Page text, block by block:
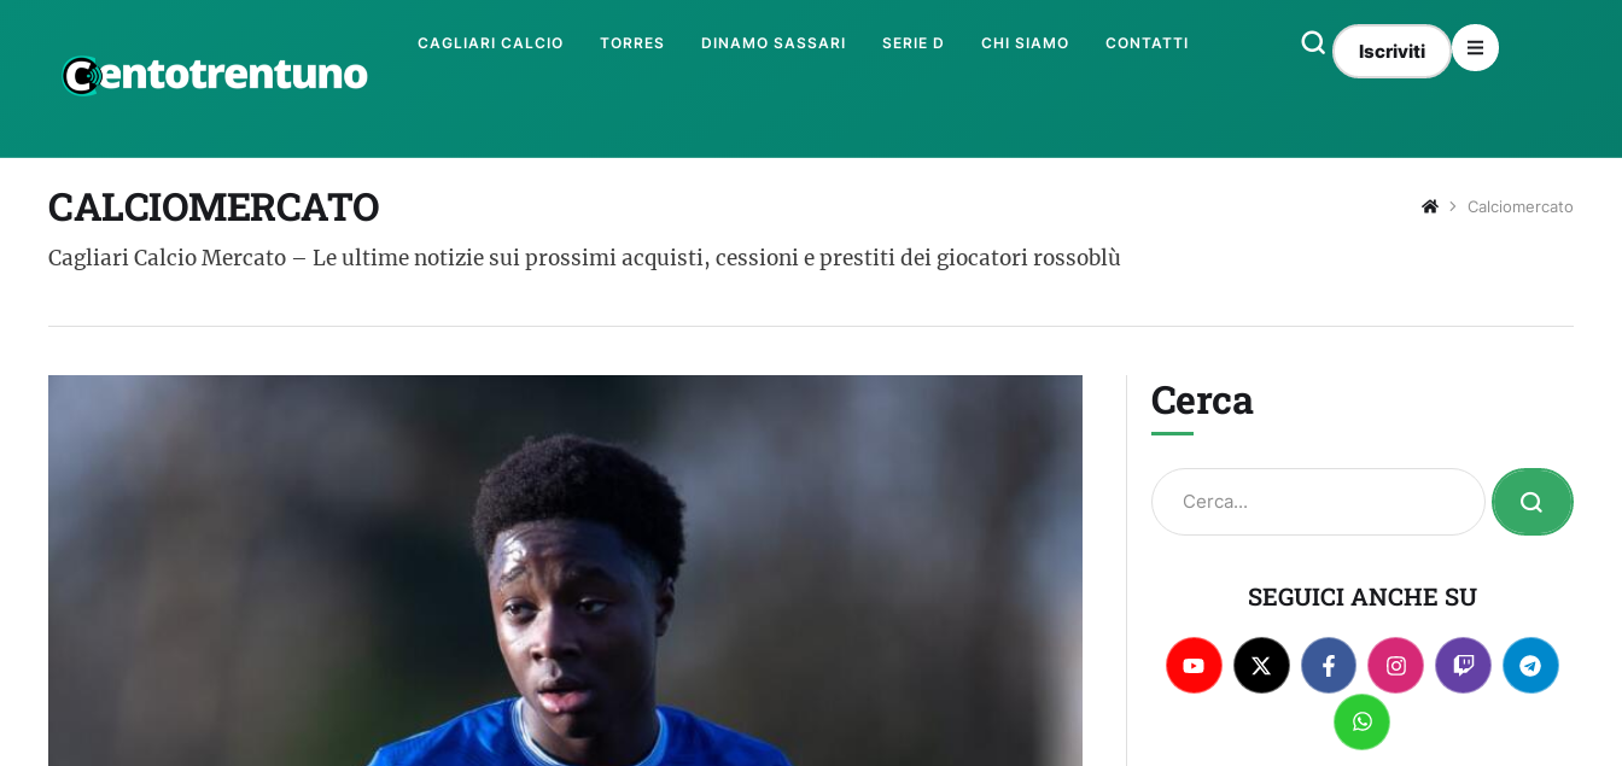
CAGLIARI CALCIO TORRES DINAMO SASSARI SERIE D CHI SIAMO CONTATTI Iscriviti
CALCIOMERCATO Calciomercato
Cagliari Calcio Mercato – Le ultime notizie sui prossimi acquisti, cessioni e prestiti dei giocatori rossoblù
Cerca
SEGUICI ANCHE SU